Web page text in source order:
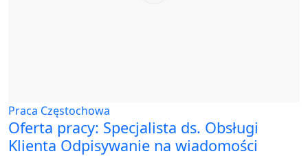
Praca Częstochowa
Oferta pracy: Specjalista ds. Obsługi
Klienta Odpisywanie na wiadomości